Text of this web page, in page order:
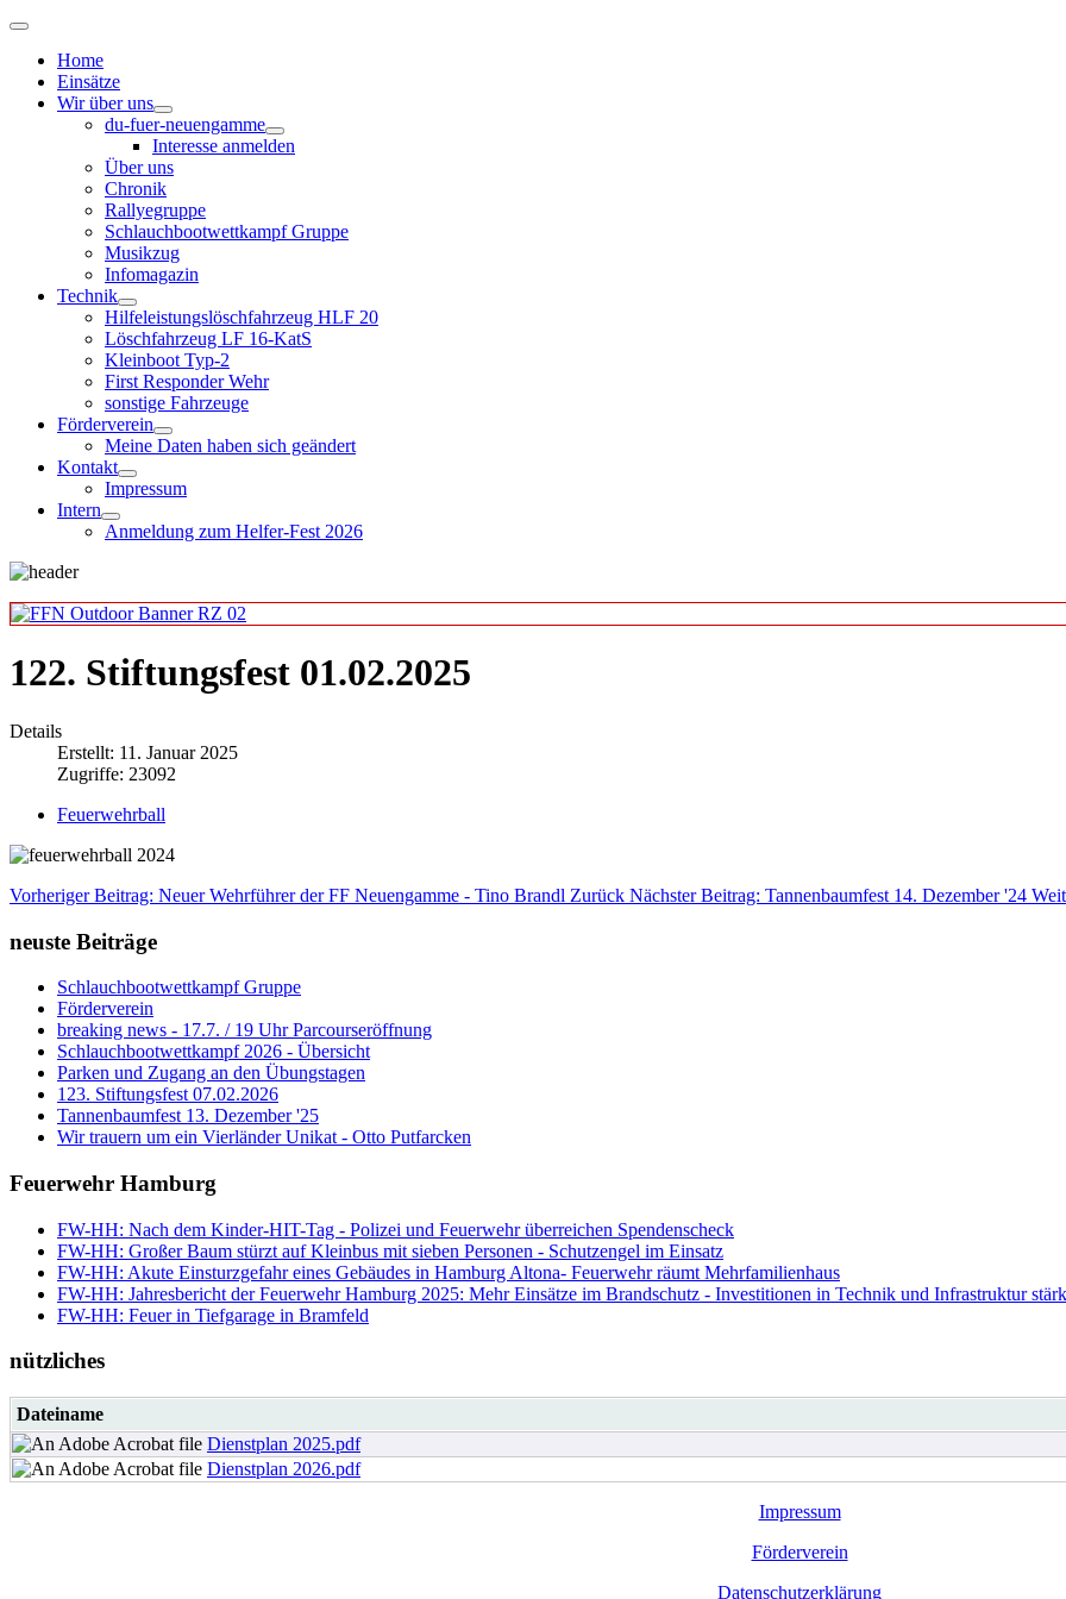
Home
Einsätze
Wir über uns
du-fuer-neuengamme
Interesse anmelden
Über uns
Chronik
Rallyegruppe
Schlauchbootwettkampf Gruppe
Musikzug
Infomagazin
Technik
Hilfeleistungslöschfahrzeug HLF 20
Löschfahrzeug LF 16-KatS
Kleinboot Typ-2
First Responder Wehr
sonstige Fahrzeuge
Förderverein
Meine Daten haben sich geändert
Kontakt
Impressum
Intern
Anmeldung zum Helfer-Fest 2026
122. Stiftungsfest 01.02.2025
Details
Erstellt: 11. Januar 2025
Zugriffe: 23092
Feuerwehrball
Vorheriger Beitrag: Neuer Wehrführer der FF Neuengamme - Tino Brandl Zurück Nächster Beitrag: Tannenbaumfest 14. Dezember '24
neuste Beiträge
Schlauchbootwettkampf Gruppe
Förderverein
breaking news - 17.7. / 19 Uhr Parcourseröffnung
Schlauchbootwettkampf 2026 - Übersicht
Parken und Zugang an den Übungstagen
123. Stiftungsfest 07.02.2026
Tannenbaumfest 13. Dezember '25
Wir trauern um ein Vierländer Unikat - Otto Putfarcken
Feuerwehr Hamburg
FW-HH: Nach dem Kinder-HIT-Tag - Polizei und Feuerwehr überreichen Spendenscheck
FW-HH: Großer Baum stürzt auf Kleinbus mit sieben Personen - Schutzengel im Einsatz
FW-HH: Akute Einsturzgefahr eines Gebäudes in Hamburg Altona- Feuerwehr räumt Mehrfamilienhaus
FW-HH: Jahresbericht der Feuerwehr Hamburg 2025: Mehr Einsätze im Brandschutz - Investitionen in Technik und Infrastruktur
FW-HH: Feuer in Tiefgarage in Bramfeld
nützliches
Dateiname
Dienstplan 2025.pdf
Dienstplan 2026.pdf
Impressum
Förderverein
Datenschutzerklärung